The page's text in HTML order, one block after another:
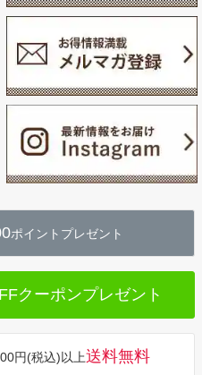
ポイントプレゼント
クーポンプレゼント
円(税込)以上送料無料